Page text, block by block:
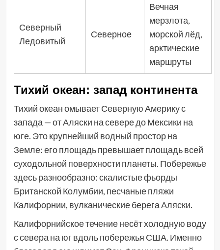
Северный
Ледовитый
Северное
Вечная
мерзлота,
морской лёд,
арктические
маршруты
Тихий океан: запад континента
Тихий океан омывает Северную Америку с
запада — от Аляски на севере до Мексики на
юге. Это крупнейший водный простор на
Земле: его площадь превышает площадь всей
суходольной поверхности планеты. Побережье
здесь разнообразно: скалистые фьорды
Британской Колумбии, песчаные пляжи
Калифорнии, вулканические берега Аляски.
Калифорнийское течение несёт холодную воду
с севера на юг вдоль побережья США. Именно